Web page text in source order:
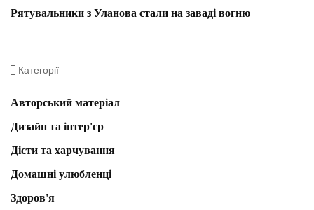
Рятувальники з Уланова стали на заваді вогню
Категорії
Авторський матеріал
Дизайн та інтер'єр
Дієти та харчування
Домашні улюбленці
Здоров'я